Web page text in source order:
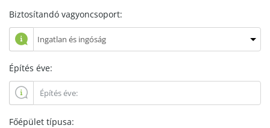
Biztosítandó vagyoncsoport:
Építés éve:
Főépület típusa: